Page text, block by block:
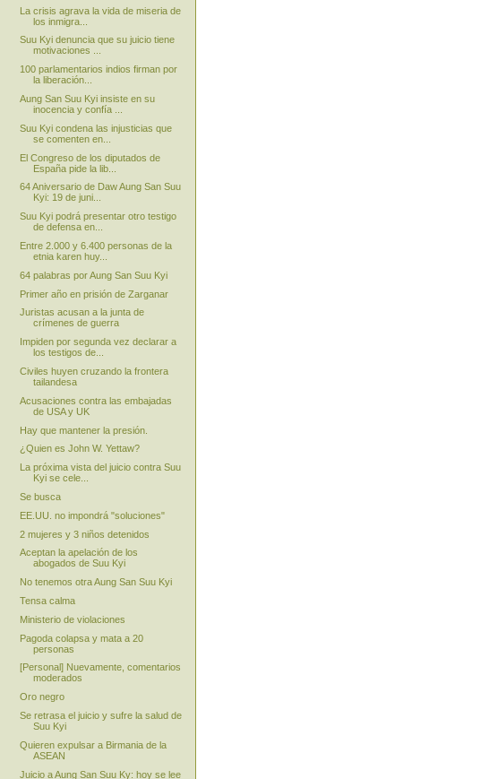
La crisis agrava la vida de miseria de
los inmigra...
Suu Kyi denuncia que su juicio tiene
motivaciones ...
100 parlamentarios indios firman por
la liberación...
Aung San Suu Kyi insiste en su
inocencia y confía ...
Suu Kyi condena las injusticias que
se comenten en...
El Congreso de los diputados de
España pide la lib...
64 Aniversario de Daw Aung San Suu
Kyi: 19 de juni...
Suu Kyi podrá presentar otro testigo
de defensa en...
Entre 2.000 y 6.400 personas de la
etnia karen huy...
64 palabras por Aung San Suu Kyi
Primer año en prisión de Zarganar
Juristas acusan a la junta de
crímenes de guerra
Impiden por segunda vez declarar a
los testigos de...
Civiles huyen cruzando la frontera
tailandesa
Acusaciones contra las embajadas
de USA y UK
Hay que mantener la presión.
¿Quien es John W. Yettaw?
La próxima vista del juicio contra Suu
Kyi se cele...
Se busca
EE.UU. no impondrá "soluciones"
2 mujeres y 3 niños detenidos
Aceptan la apelación de los
abogados de Suu Kyi
No tenemos otra Aung San Suu Kyi
Tensa calma
Ministerio de violaciones
Pagoda colapsa y mata a 20
personas
[Personal] Nuevamente, comentarios
moderados
Oro negro
Se retrasa el juicio y sufre la salud de
Suu Kyi
Quieren expulsar a Birmania de la
ASEAN
Juicio a Aung San Suu Ky: hoy se lee